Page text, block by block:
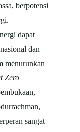
berpotensi
dapat
dan
menurunkan
Zero
sangat